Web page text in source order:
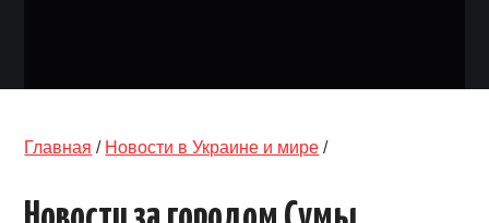
Главная / Новости в Украине и мире /